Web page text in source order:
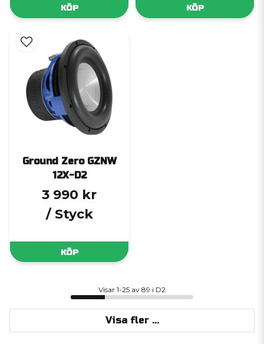
KÖP KÖP
Ground Zero GZNW
12X-D2
3 990 kr
/ Styck
KÖP
Visar 1-25 av 89 i D2
Visa fler ...